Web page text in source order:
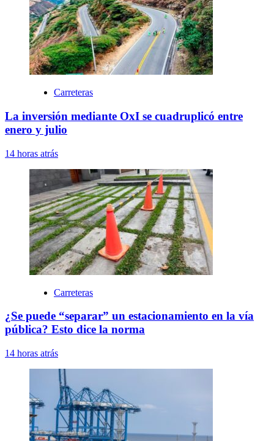
Carreteras
La inversión mediante OxI se cuadruplicó entre
enero y julio
14 horas atrás
Carreteras
¿Se puede “separar” un estacionamiento en la vía
pública? Esto dice la norma
14 horas atrás